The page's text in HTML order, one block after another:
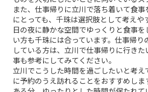
TOP
CONCEPT
PICK UP
また、仕事帰りに立川で落ち着いて食
にとっても、千珠は選択肢として考えや
日の夜に静かな空間でゆっくりと食事
い方も千珠には合っています。仕事帰り
している方は、 立川で仕事帰りに行きた
事も参考にしてみてください。
立川でこうした時間を過ごしたいと考え
に予約のうえ訪れることをおすすめし